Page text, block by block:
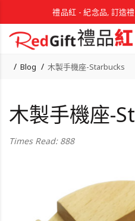
禮品紅 - 紀念品, 訂造
Blog 木製手機座-Starbucks
木製手機座-
Times Read: 888